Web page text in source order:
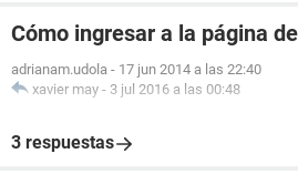
Cómo ingresar a la página
adrianam.udola - 17 jun 2014 a las 22:40
xavier may - 3 jul 2016 a las 00:48
3 respuestas